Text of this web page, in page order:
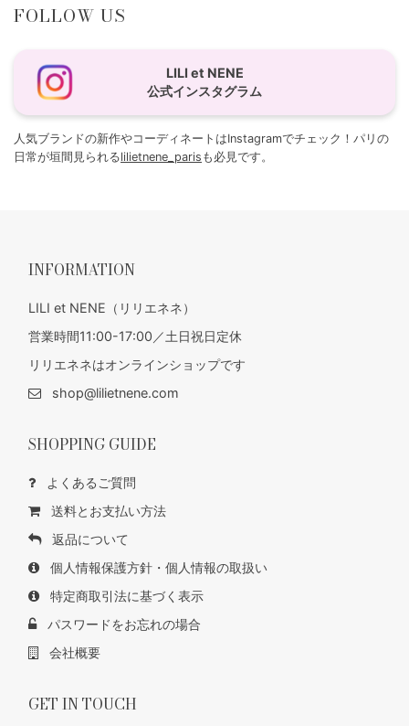
FOLLOW US
LILI et NENE
公式インスタグラム
人気ブランドの新作やコーディネートはInstagramでチェック！パリの
日常が垣間見られるlilietnene_paris も必見です。
INFORMATION
LILI et NENE（リリエネネ）
営業時間11:00-17:00／土日祝日定休
リリエネネはオンラインショップです
shop@lilietnene.com
SHOPPING GUIDE
よくあるご質問
送料とお支払い方法
返品について
個人情報保護方針・個人情報の取扱い
特定商取引法に基づく表示
パスワードをお忘れの場合
会社概要
GET IN TOUCH